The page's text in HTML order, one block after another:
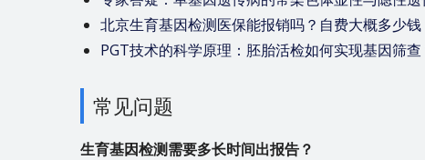
北京生育基因检测医保能报销吗？自费大概多少
PGT技术的科学原理：胚胎活检如何实现基因筛
常见问题
生育基因检测需要多长时间出报告？